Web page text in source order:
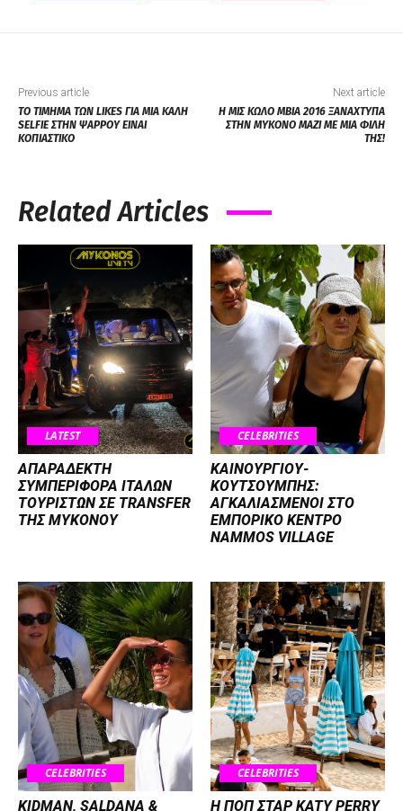
Previous article
ΤΟ ΤΙΜΗΜΑ ΤΩΝ LIKES ΓΙΑ ΜΙΑ ΚΑΛΗ
SELFIE ΣΤΗΝ ΨΑΡΡΟΥ ΕΙΝΑΙ
ΚΟΠΙΑΣΤΙΚΟ
Next article
Η ΜΙΣ ΚΩΛΟ ΜΒΙΑ 2016 ΞΑΝΑΧΤΥΠΑ
ΣΤΗΝ ΜΥΚΟΝΟ ΜΑΖΙ ΜΕ ΜΙΑ ΦΙΛΗ
ΤΗΣ!
Related Articles
LATEST
ΑΠΑΡΑΔΕΚΤΗ
ΣΥΜΠΕΡΙΦΟΡΑ ΙΤΑΛΩΝ
ΤΟΥΡΙΣΤΩΝ ΣΕ TRANSFER
ΤΗΣ ΜΥΚΟΝΟΥ
CELEBRITIES
ΚΑΙΝΟΥΡΓΙΟΥ-
ΚΟΥΤΣΟΥΜΠΗΣ:
ΑΓΚΑΛΙΑΣΜΕΝΟΙ ΣΤΟ
ΕΜΠΟΡΙΚΟ ΚΕΝΤΡΟ
NAMMOS VILLAGE
CELEBRITIES
KIDMAN, SALDANA &
CELEBRITIES
H ΠΟΠ ΣΤΑΡ KATY PERRY